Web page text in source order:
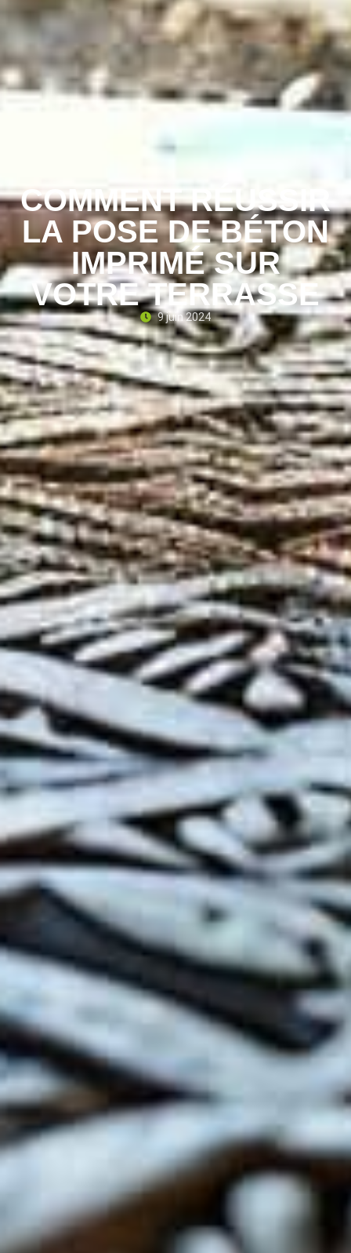
COMMENT RÉUSSIR
LA POSE DE BÉTON
IMPRIMÉ SUR
VOTRE TERRASSE
9 juin 2024